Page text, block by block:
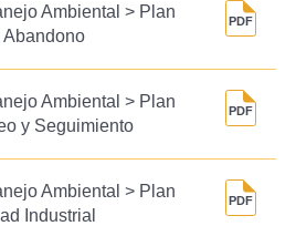
Ambiental > Plan
Ambiental > Plan
y Seguimiento
Ambiental > Plan
Industrial